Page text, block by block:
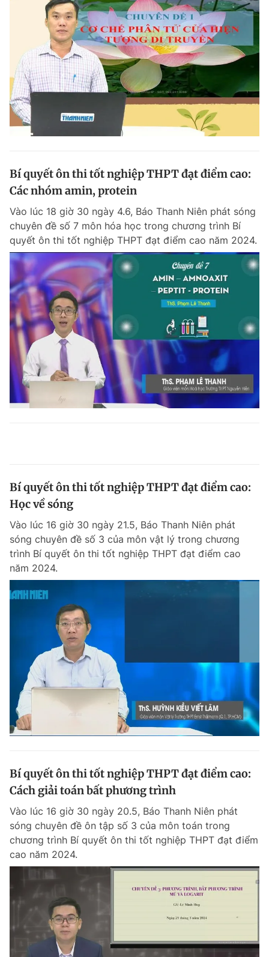
Bí quyết ôn thi tốt nghiệp THPT đạt điểm cao:
Các nhóm amin, protein
Vào lúc 18 giờ 30 ngày 4.6, Báo Thanh Niên phát sóng
chuyên đề số 7 môn hóa học trong chương trình Bí
quyết ôn thi tốt nghiệp THPT đạt điểm cao năm 2024.
Bí quyết ôn thi tốt nghiệp THPT đạt điểm cao:
Học về sóng
Vào lúc 16 giờ 30 ngày 21.5, Báo Thanh Niên phát
sóng chuyên đề số 3 của môn vật lý trong chương
trình Bí quyết ôn thi tốt nghiệp THPT đạt điểm cao
năm 2024.
Bí quyết ôn thi tốt nghiệp THPT đạt điểm cao:
Cách giải toán bất phương trình
Vào lúc 16 giờ 30 ngày 20.5, Báo Thanh Niên phát
sóng chuyên đề ôn tập số 3 của môn toán trong
chương trình Bí quyết ôn thi tốt nghiệp THPT đạt điểm
cao năm 2024.